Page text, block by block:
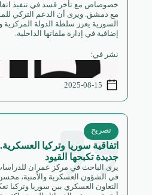
مع دمشق. ويرى أن الدعم التركي
السورية يعزز سلطة الدولة
إضافية في إدارة ملفاتها الداخلية.
نشر في:
2025-08-15
اتفاقية سوريا وتركيا
جديدة تكبحها القيود
تصريح
يرى الباحث في مركز عمران
في الشؤون العسكرية والأمنية،
التعاون العسكري بين سوريا وتركيا